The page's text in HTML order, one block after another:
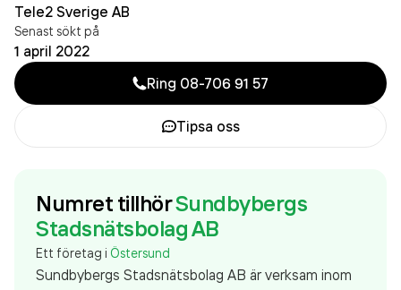
Tele2 Sverige AB
Senast sökt på
1 april 2022
Ring 08-706 91 57
Tipsa oss
Numret tillhörSundbybergs
Stadsnätsbolag AB
Ett företag i Östersund
Sundbybergs Stadsnätsbolag AB är verksam inom